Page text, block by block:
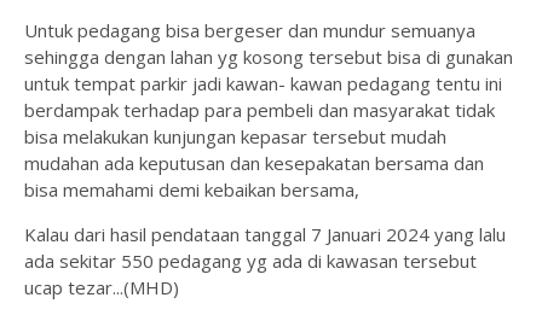
Untuk pedagang bisa bergeser dan mundur semuanya
sehingga dengan lahan yg kosong tersebut bisa di gunakan
untuk tempat parkir jadi kawan- kawan pedagang tentu ini
berdampak terhadap para pembeli dan masyarakat tidak
bisa melakukan kunjungan kepasar tersebut mudah
mudahan ada keputusan dan kesepakatan bersama dan
bisa memahami demi kebaikan bersama,
Kalau dari hasil pendataan tanggal 7 Januari 2024 yang lalu
ada sekitar 550 pedagang yg ada di kawasan tersebut
ucap tezar...(MHD)